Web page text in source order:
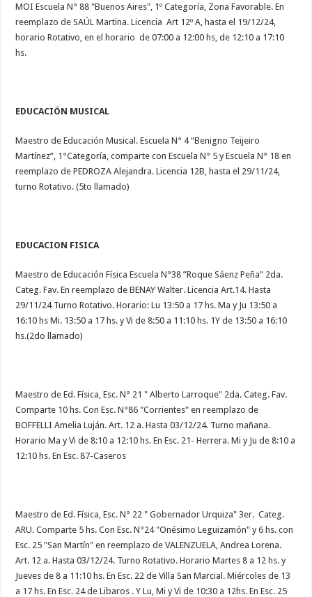
MOI Escuela N° 88 "Buenos Aires", 1º Categoría, Zona Favorable. En
reemplazo de SAÚL Martina. Licencia Art 12º A, hasta el 19/12/24,
horario Rotativo, en el horario de 07:00 a 12:00 hs, de 12:10 a 17:10
hs.
EDUCACIÓN MUSICAL
Maestro de Educación Musical. Escuela N° 4 “Benigno Teijeiro
Martínez”, 1°Categoría, comparte con Escuela N° 5 y Escuela N° 18 en
reemplazo de PEDROZA Alejandra. Licencia 12B, hasta el 29/11/24,
turno Rotativo. (5to llamado)
EDUCACION FISICA
Maestro de Educación Física Escuela N°38 ”Roque Sáenz Peña” 2da.
Categ. Fav. En reemplazo de BENAY Walter. Licencia Art.14. Hasta
29/11/24 Turno Rotativo. Horario: Lu 13:50 a 17 hs. Ma y Ju 13:50 a
16:10 hs Mi. 13:50 a 17 hs. y Vi de 8:50 a 11:10 hs. 1Y de 13:50 a 16:10
hs.(2do llamado)
Maestro de Ed. Física, Esc. N° 21 " Alberto Larroque" 2da. Categ. Fav.
Comparte 10 hs. Con Esc. N°86 "Corrientes" en reemplazo de
BOFFELLI Amelia Luján. Art. 12 a. Hasta 03/12/24. Turno mañana.
Horario Ma y Vi de 8:10 a 12:10 hs. En Esc. 21- Herrera. Mi y Ju de 8:10 a
12:10 hs. En Esc. 87-Caseros
Maestro de Ed. Física, Esc. N° 22 " Gobernador Urquiza" 3er. Categ.
ARU. Comparte 5 hs. Con Esc. N°24 "Onésimo Leguizamón" y 6 hs. con
Esc. 25 "San Martín" en reemplazo de VALENZUELA, Andrea Lorena.
Art. 12 a. Hasta 03/12/24. Turno Rotativo. Horario Martes 8 a 12 hs. y
Jueves de 8 a 11:10 hs. En Esc. 22 de Villa San Marcial. Miércoles de 13
a 17 hs. En Esc. 24 de Libaros . Y Lu, Mi y Vi de 10:30 a 12hs. En Esc. 25